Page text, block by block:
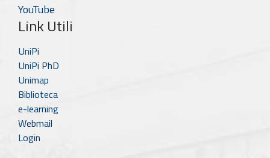
YouTube
Link Utili
UniPi
UniPi PhD
Unimap
Biblioteca
e-learning
Webmail
Login